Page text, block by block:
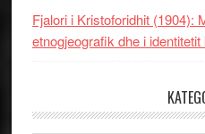
Fjalori i Kristoforidhit (1904):
etnogjeografik dhe i